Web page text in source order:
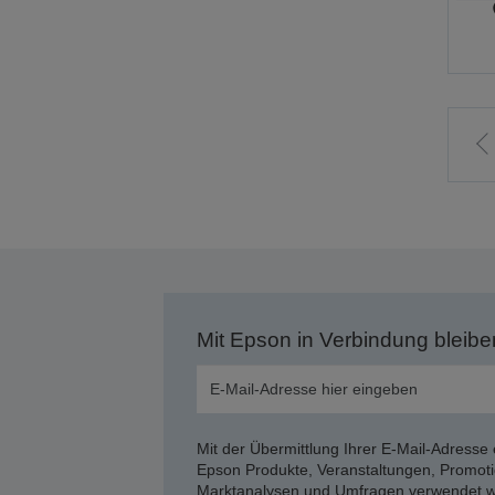
Mit Epson in Verbindung
Mit der Übermittlung Ihrer E-Mail-
Epson Produkte, Veranstaltungen,
Marktanalysen und Umfragen verwendet